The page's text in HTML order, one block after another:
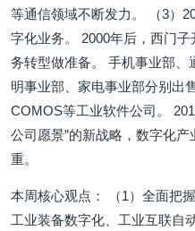
等通信领域不断发力。 （3）
字化业务。 2000年后，西门
务转型做准备。 手机事业部、
明事业部、家电事业部分别出
COMOS等工业软件公司。
公司愿景”的新战略，数字化
重。
本周核心观点： （1）全面把
工业装备数字化、工业互联自